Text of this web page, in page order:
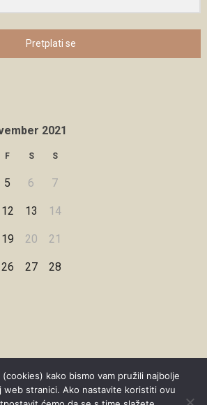
Pretplati se
2021
F S S
5 6 7
12 13 14
19 20 21
26 27 28
Dreamskies
(cookies) kako bismo vam pružili najbolje
web stranici. Ako nastavite koristiti ovu